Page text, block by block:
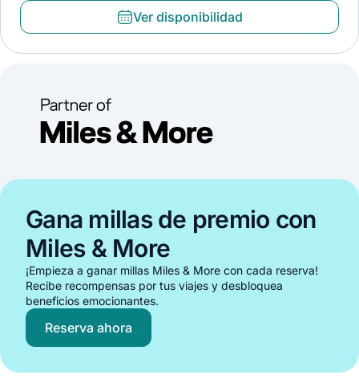
Ver disponibilidad
Gana millas de premio con
Miles & More
¡Empieza a ganar millas Miles & More con cada reserva!
Recibe recompensas por tus viajes y desbloquea
beneficios emocionantes.
Reserva ahora